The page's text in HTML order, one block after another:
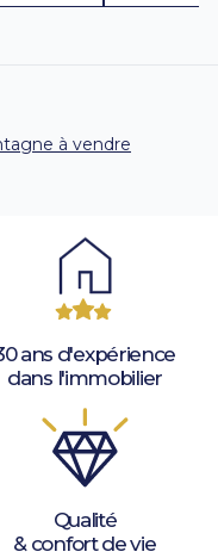
à vendre
ans d'expérience
dans l'immobilier
Qualité
& confort de vie